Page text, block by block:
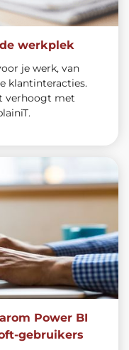
werkplek
je werk, van
klantinteracties.
verhoogt met
Power BI
gebruikers